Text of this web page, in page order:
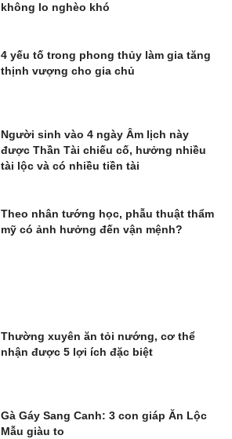
không lo nghèo khó
4 yếu tố trong phong thủy làm gia tăng
thịnh vượng cho gia chủ
Người sinh vào 4 ngày Âm lịch này
được Thần Tài chiếu cố, hưởng nhiều
tài lộc và có nhiều tiền tài
Theo nhân tướng học, phẫu thuật thẩm
mỹ có ảnh hưởng đến vận mệnh?
Thường xuyên ăn tỏi nướng, cơ thể
nhận được 5 lợi ích đặc biệt
Gà Gáy Sang Canh: 3 con giáp Ăn Lộc
Mẫu giàu to